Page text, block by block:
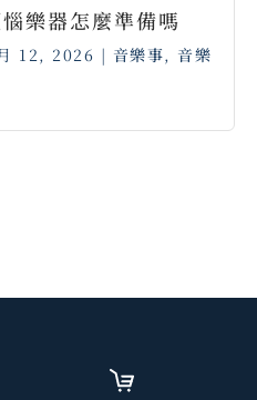
樂器怎麼準備嗎
12, 2026 | 音樂事, 音樂